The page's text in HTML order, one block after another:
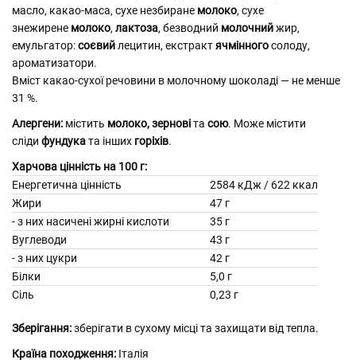
масло, какао-маса, сухе незбиране молоко, сухе
знежирене молоко, лактоза, безводний молочнийжир,
емульгатор:соєвийлецитин, екстрактячмінногосолоду,
ароматизатори.
Вміст какао-сухої речовини в молочному шоколаді — не менше
31 %.
Алергени: містить молоко,зерновіта сою. Може містити
сліди фундуката інших горіхів.
Харчова цінність на 100 г:
Енергетична цінність
2584 кДж / 622 ккал
Жири
47 г
- з них насичені жирні кислоти 35 г
Вуглеводи
43 г
- з них цукри
42 г
Білки
5,0 г
Сіль
0,23 г
Зберігання:зберігати в сухому місці та захищати від тепла.
Країна походження: Італія